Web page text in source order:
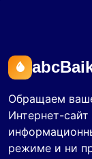
Обращаем
Интернет-
режиме и ни